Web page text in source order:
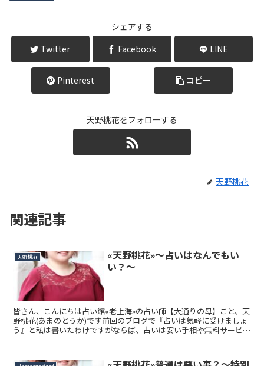
シェアする
Twitter
Facebook LINE
Pinterest コピー
天野桃花をフォローする
天野桃花
関連記事
天野桃花
«天野桃花»～占いはなんでもい
い？～
皆さん、こんにちは占い館«老上海»の占い師【大通りの母】こと、天
野桃花(あまのとうか)です前回のブログで『占いは気軽に受けましょ
う』と私は書いたわけですがならば、占いは安い手相や無料サービス